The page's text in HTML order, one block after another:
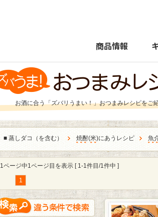
商品情報
お酒に合う「ズバリうまい！」おつまみレシピをご
■ 蒸しダコ（を含む） 焼酎(米)にあうレシピ 魚
1ページ中1ページ目を表示 [ 1-1件目/1件中 ]
1